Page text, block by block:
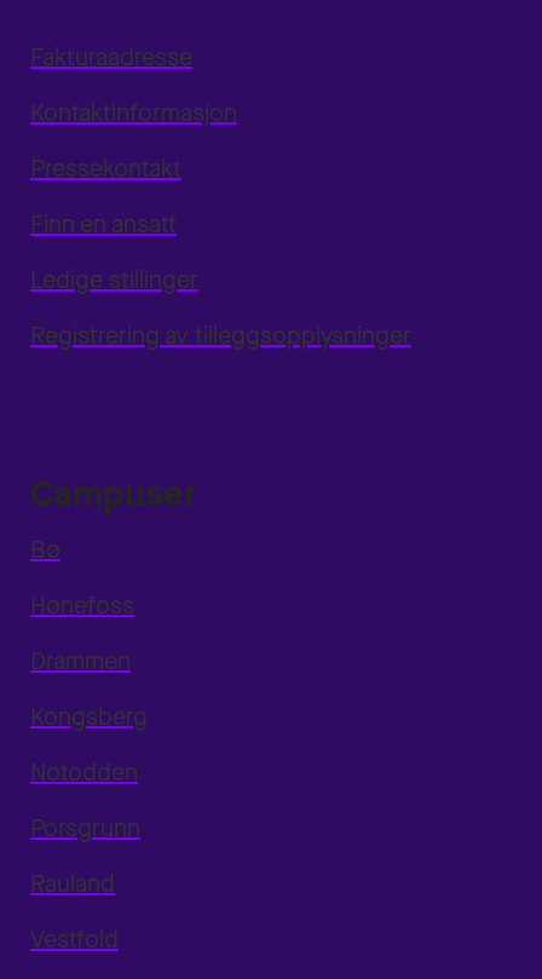
Fakturaadresse
Kontaktinformasjon
Pressekontakt
Finn en ansatt
Ledige stillinger
Registrering av tilleggsopplysninger
Campuser
Bø
Hønefoss
Drammen
Kongsberg
Notodden
Porsgrunn
Rauland
Vestfold